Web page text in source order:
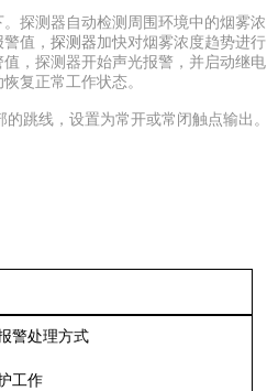
探测器自动检测周围环境中的烟雾浓
值， 探测器加快对烟雾浓度趋势进行
，探测器开始声光报警，并启动继电
复正常工作状态。
跳线，设置为常开或常闭触点输出。
警处理方式
工作